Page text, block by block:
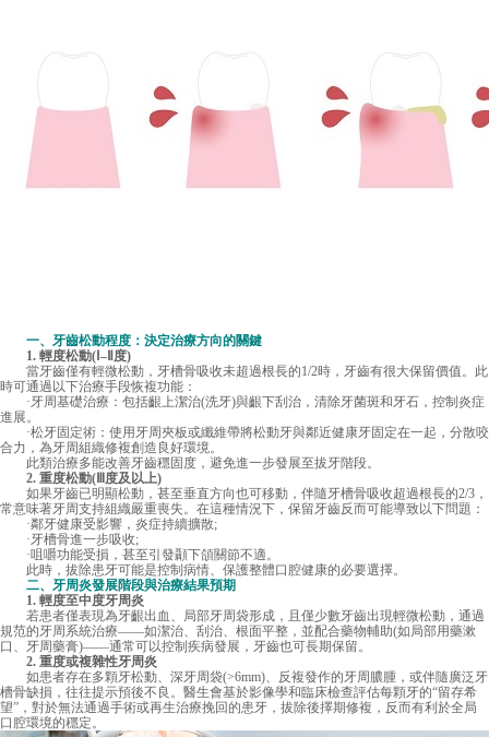
一、牙齒松動程度：決定治療方向的關鍵
1. 輕度松動(Ⅰ–Ⅱ度)
當牙齒僅有輕微松動，牙槽骨吸收未超過根長的1/2時，牙齒有很大保留價值。此
時可通過以下治療手段恢複功能：
·牙周基礎治療：包括齦上潔治(洗牙)與齦下刮治，清除牙菌斑和牙石，控制炎症
進展。
·松牙固定術：使用牙周夾板或纖維帶將松動牙與鄰近健康牙固定在一起，分散咬
合力，為牙周組織修複創造良好環境。
此類治療多能改善牙齒穩固度，避免進一步發展至拔牙階段。
2. 重度松動(Ⅲ度及以上)
如果牙齒已明顯松動，甚至垂直方向也可移動，伴隨牙槽骨吸收超過根長的2/3，
常意味著牙周支持組織嚴重喪失。在這種情況下，保留牙齒反而可能導致以下問題：
·鄰牙健康受影響，炎症持續擴散;
·牙槽骨進一步吸收;
·咀嚼功能受損，甚至引發顳下頜關節不適。
此時，拔除患牙可能是控制病情、保護整體口腔健康的必要選擇。
二、牙周炎發展階段與治療結果預期
1. 輕度至中度牙周炎
若患者僅表現為牙齦出血、局部牙周袋形成，且僅少數牙齒出現輕微松動，通過
規范的牙周系統治療——如潔治、刮治、根面平整，並配合藥物輔助(如局部用藥漱
口、牙周藥膏)——通常可以控制疾病發展，牙齒也可長期保留。
2. 重度或複雜性牙周炎
如患者存在多顆牙松動、深牙周袋(>6mm)、反複發作的牙周膿腫，或伴隨廣泛牙
槽骨缺損，往往提示預後不良。醫生會基於影像學和臨床檢查評估每顆牙的“留存希
望”，對於無法通過手術或再生治療挽回的患牙，拔除後擇期修複，反而有利於全局
口腔環境的穩定。